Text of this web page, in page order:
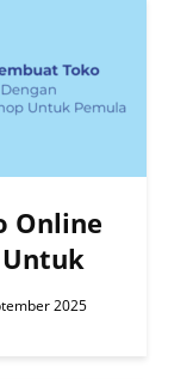
Online
Untuk
2025